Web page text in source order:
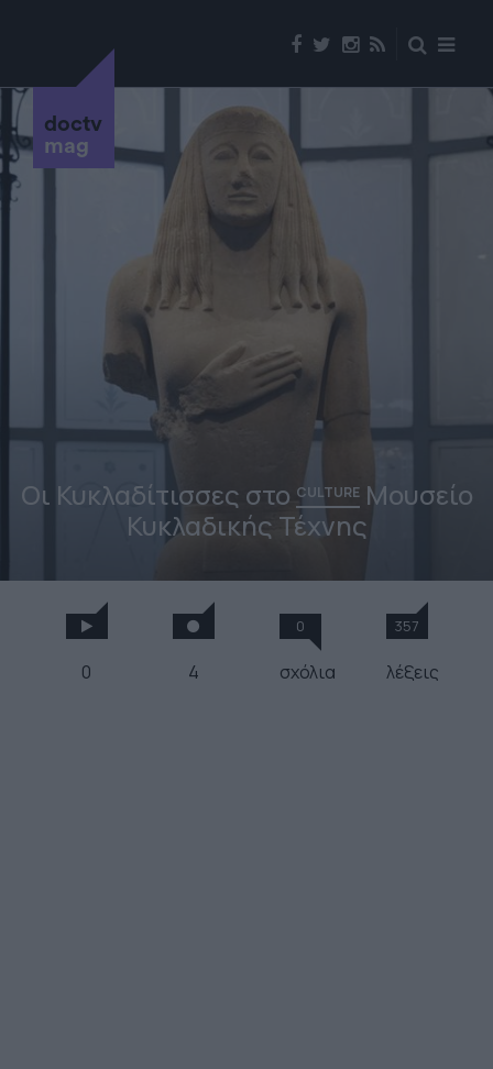
doctv
mag
Οι Κυκλαδίτισσες στο CULTUREΜουσείο
Κυκλαδικής Τέχνης
0 4
0
σχόλια
357
λέξεις